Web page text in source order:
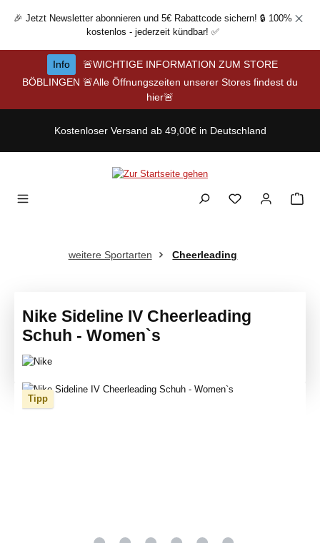
Zum Hauptinhalt springen
🎉 Jetzt Newsletter abonnieren und 5€ Rabattcode sichern! 🔒 100%
kostenlos - jederzeit kündbar! ✅
Info
🚨WICHTIGE INFORMATION ZUM STORE
BÖBLINGEN 🚨Alle Öffnungszeiten unserer Stores findest du
hier🚨
Kostenloser Versand ab 49,00€ in Deutschland
weitere Sportarten Cheerleading
Nike Sideline IV Cheerleading
Schuh - Women`s
Bildergalerie überspringen
Tipp